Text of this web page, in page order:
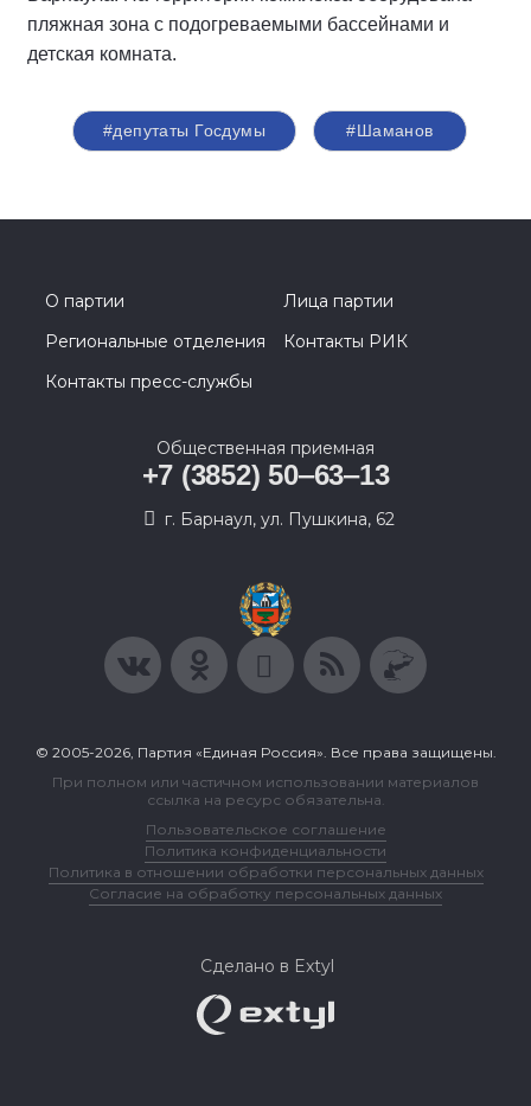
пляжная зона с подогреваемыми бассейнами и
детская комната.
#депутаты Госдумы #Шаманов
О партии
Лица партии
Региональные отделения
Контакты РИК
Контакты пресс-службы
Общественная приемная
+7 (3852) 50‒63‒13
г. Барнаул, ул. Пушкина, 62
© 2005-2026, Партия «Единая Россия». Все права защищены.
При полном или частичном использовании материалов
ссылка на ресурс обязательна.
Пользовательское соглашение
Политика конфиденциальности
Политика в отношении обработки персональных данных
Согласие на обработку персональных данных
Сделано в Extyl